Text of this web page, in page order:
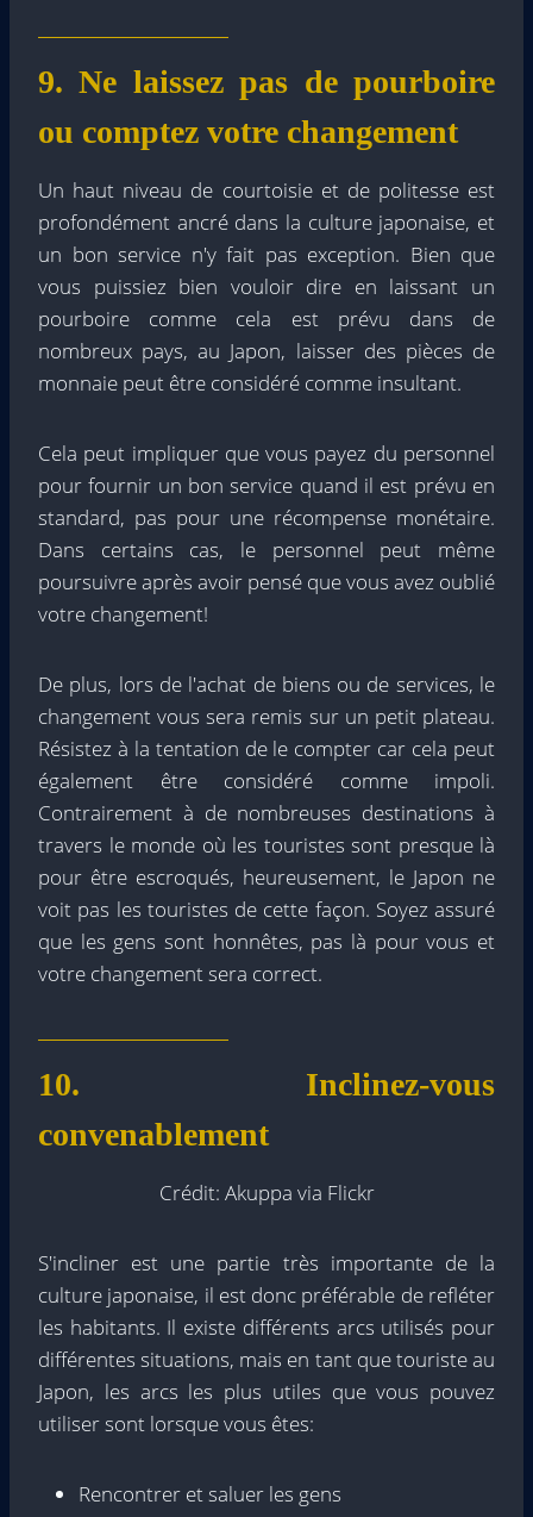
9. Ne laissez pas de pourboire
ou comptez votre changement
Un haut niveau de courtoisie et de politesse est
profondément ancré dans la culture japonaise, et
un bon service n'y fait pas exception. Bien que
vous puissiez bien vouloir dire en laissant un
pourboire comme cela est prévu dans de
nombreux pays, au Japon, laisser des pièces de
monnaie peut être considéré comme insultant.
Cela peut impliquer que vous payez du personnel
pour fournir un bon service quand il est prévu en
standard, pas pour une récompense monétaire.
Dans certains cas, le personnel peut même
poursuivre après avoir pensé que vous avez oublié
votre changement!
De plus, lors de l'achat de biens ou de services, le
changement vous sera remis sur un petit plateau.
Résistez à la tentation de le compter car cela peut
également être considéré comme impoli.
Contrairement à de nombreuses destinations à
travers le monde où les touristes sont presque là
pour être escroqués, heureusement, le Japon ne
voit pas les touristes de cette façon. Soyez assuré
que les gens sont honnêtes, pas là pour vous et
votre changement sera correct.
10. Inclinez-vous
convenablement
Crédit: Akuppa via Flickr
S'incliner est une partie très importante de la
culture japonaise, il est donc préférable de refléter
les habitants. Il existe différents arcs utilisés pour
différentes situations, mais en tant que touriste au
Japon, les arcs les plus utiles que vous pouvez
utiliser sont lorsque vous êtes:
Rencontrer et saluer les gens